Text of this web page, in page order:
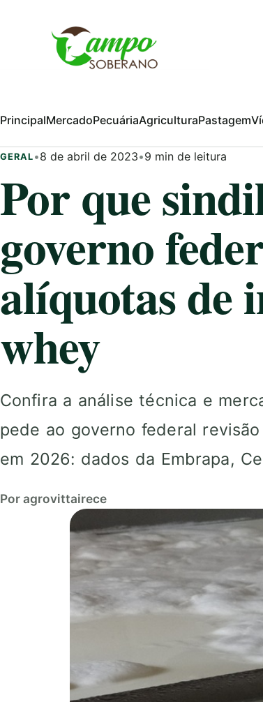
PrincipalMercadoPecuáriaAgriculturaPastagem
GERAL •8 de abril de 2023•9 min de leitura
Por que
governo
alíquotas de
whey
Confira a análise técnica e
pede ao governo federal
em 2026: dados da Embrapa,
Por agrovittairece